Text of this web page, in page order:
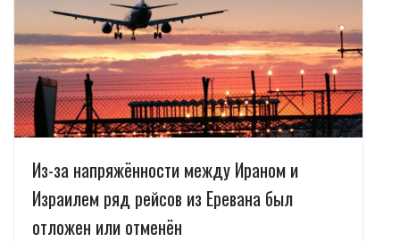
Из-за напряжённости между Ираном и
Израилем ряд рейсов из Еревана был
отложен или отменён